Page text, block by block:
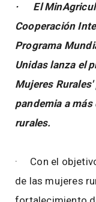
· El
Cooperación
Programa
Unidas lanza el
Mujeres
pandemia a
rurales.
· Con el
de las mujeres